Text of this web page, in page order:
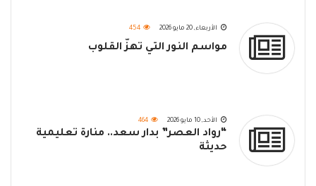
الأربعاء, 20 مايو 2026 454
مواسم النور التي تهزّ القلوب
الأحد, 10 مايو 2026 464
“رواد العصر” بدار سعد.. منارة تعليمية
حديثة